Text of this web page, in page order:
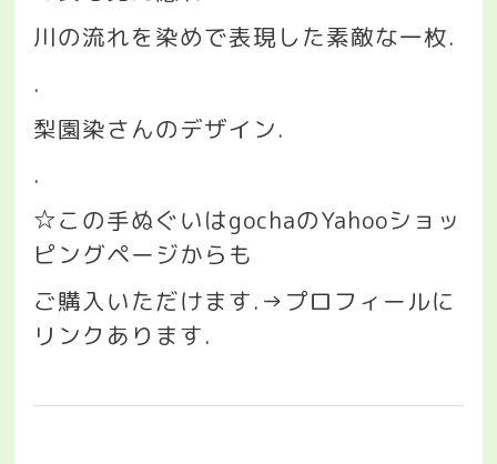
川の流れを染めで表現した素敵な一枚.
.
梨園染さんのデザイン.
.
☆この手ぬぐいはgochaのYahooショッ
ピングページからも
ご購入いただけます.→ プロフィールに
リンクあります.